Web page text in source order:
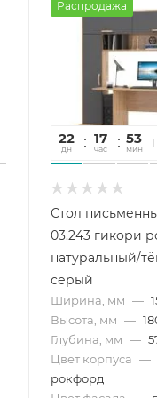
Распродажа
22
дн
17
час
53
мин
Стол
03.243 гикори
натуральный/
серый
Ширина, мм —
Высота, мм —
Глубина, мм —
Цвет корпуса —
рокфорд